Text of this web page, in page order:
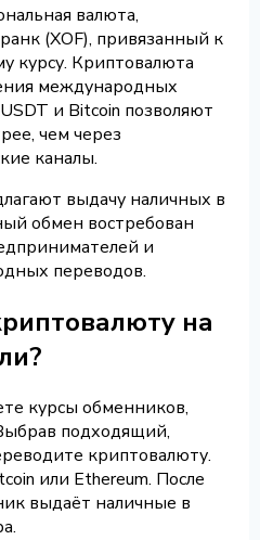
валюта,
(XOF), привязанный к
курсу. Криптовалюта
международных
и Bitcoin позволяют
чем через
каналы.
выдачу наличных в
обмен востребован
и
переводов.
на
курсы обменников,
подходящий,
криптовалюту.
или Ethereum. После
выдаёт наличные в